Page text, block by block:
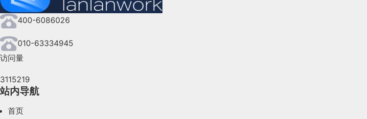
400-6086026
010-63334945
访问量
3115219
站内导航
首页